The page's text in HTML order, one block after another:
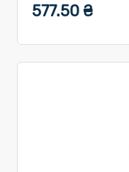
577.50 ₴